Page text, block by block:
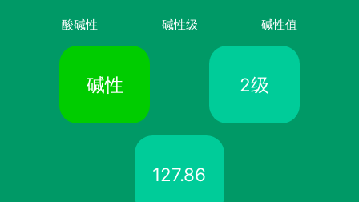
酸碱性 碱性级 碱性值
碱性 2级
127.86